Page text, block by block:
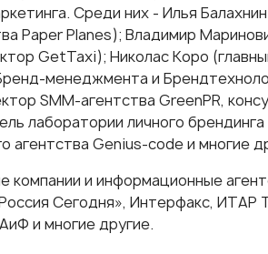
Среди них - Илья
Paper Planes); Владимир
GetTaxi); Николас Коро
менеджмента и
SMM-агентства GreenPR,
лаборатории личного
агентства Genius-code и многие
и информационные
Сегодня», Интерфакс, ИТАР
и многие другие.